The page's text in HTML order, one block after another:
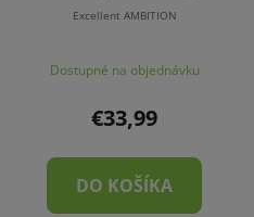
Excellent AMBITION
Dostupné na objednávku
€33,99
DO KOŠÍKA